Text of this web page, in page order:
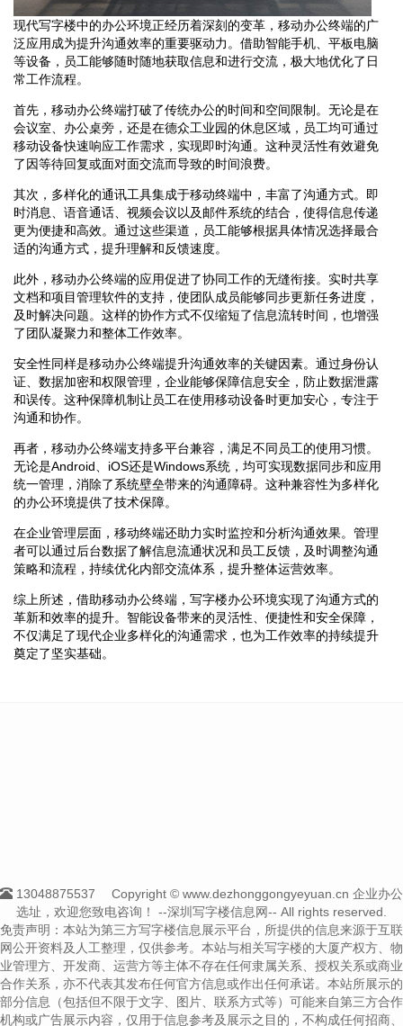
现代写字楼中的办公环境正经历着深刻的变革，移动办公终端的广
泛应用成为提升沟通效率的重要驱动力。借助智能手机、平板电脑
等设备，员工能够随时随地获取信息和进行交流，极大地优化了日
常工作流程。
首先，移动办公终端打破了传统办公的时间和空间限制。无论是在
会议室、办公桌旁，还是在德众工业园的休息区域，员工均可通过
移动设备快速响应工作需求，实现即时沟通。这种灵活性有效避免
了因等待回复或面对面交流而导致的时间浪费。
其次，多样化的通讯工具集成于移动终端中，丰富了沟通方式。即
时消息、语音通话、视频会议以及邮件系统的结合，使得信息传递
更为便捷和高效。通过这些渠道，员工能够根据具体情况选择最合
适的沟通方式，提升理解和反馈速度。
此外，移动办公终端的应用促进了协同工作的无缝衔接。实时共享
文档和项目管理软件的支持，使团队成员能够同步更新任务进度，
及时解决问题。这样的协作方式不仅缩短了信息流转时间，也增强
了团队凝聚力和整体工作效率。
安全性同样是移动办公终端提升沟通效率的关键因素。通过身份认
证、数据加密和权限管理，企业能够保障信息安全，防止数据泄露
和误传。这种保障机制让员工在使用移动设备时更加安心，专注于
沟通和协作。
再者，移动办公终端支持多平台兼容，满足不同员工的使用习惯。
无论是Android、iOS还是Windows系统，均可实现数据同步和应用
统一管理，消除了系统壁垒带来的沟通障碍。这种兼容性为多样化
的办公环境提供了技术保障。
在企业管理层面，移动终端还助力实时监控和分析沟通效果。管理
者可以通过后台数据了解信息流通状况和员工反馈，及时调整沟通
策略和流程，持续优化内部交流体系，提升整体运营效率。
综上所述，借助移动办公终端，写字楼办公环境实现了沟通方式的
革新和效率的提升。智能设备带来的灵活性、便捷性和安全保障，
不仅满足了现代企业多样化的沟通需求，也为工作效率的持续提升
奠定了坚实基础。
13048875537
Copyright © www.dezhonggongyeyuan.cn 企业办公
选址，欢迎您致电咨询！
--深圳写字楼信息网-- All rights reserved.
免责声明：本站为第三方写字楼信息展示平台，所提供的信息来源于互联
网公开资料及人工整理，仅供参考。本站与相关写字楼的大厦产权方、物
业管理方、开发商、运营方等主体不存在任何隶属关系、授权关系或商业
合作关系，亦不代表其发布任何官方信息或作出任何承诺。本站所展示的
部分信息（包括但不限于文字、图片、联系方式等）可能来自第三方合作
机构或广告展示内容，仅用于信息参考及展示之目的，不构成任何招商、